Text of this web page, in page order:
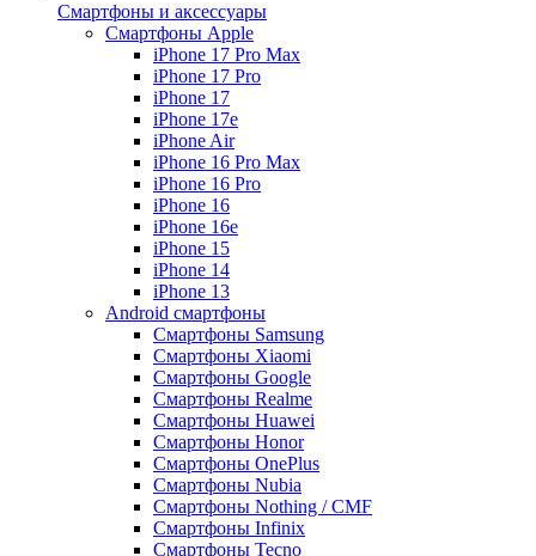
Смартфоны и аксессуары
Смартфоны Apple
iPhone 17 Pro Max
iPhone 17 Pro
iPhone 17
iPhone 17e
iPhone Air
iPhone 16 Pro Max
iPhone 16 Pro
iPhone 16
iPhone 16e
iPhone 15
iPhone 14
iPhone 13
Android cмартфоны
Смартфоны Samsung
Смартфоны Xiaomi
Смартфоны Google
Смартфоны Realme
Смартфоны Huawei
Смартфоны Honor
Смартфоны OnePlus
Смартфоны Nubia
Смартфоны Nothing / CMF
Смартфоны Infinix
Смартфоны Tecno